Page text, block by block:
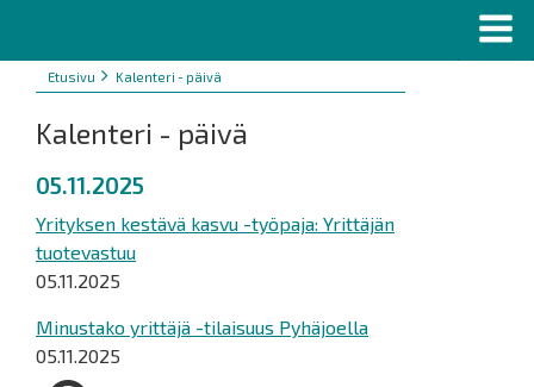
Murupolku
You
here:
Etusivu Kalenteri - päivä
Kalenteri - päivä
05.11.2025
Yrityksen kestävä kasvu -työpaja: Yrittäjän
tuotevastuu
05.11.2025
Minustako yrittäjä -tilaisuus Pyhäjoella
05.11.2025